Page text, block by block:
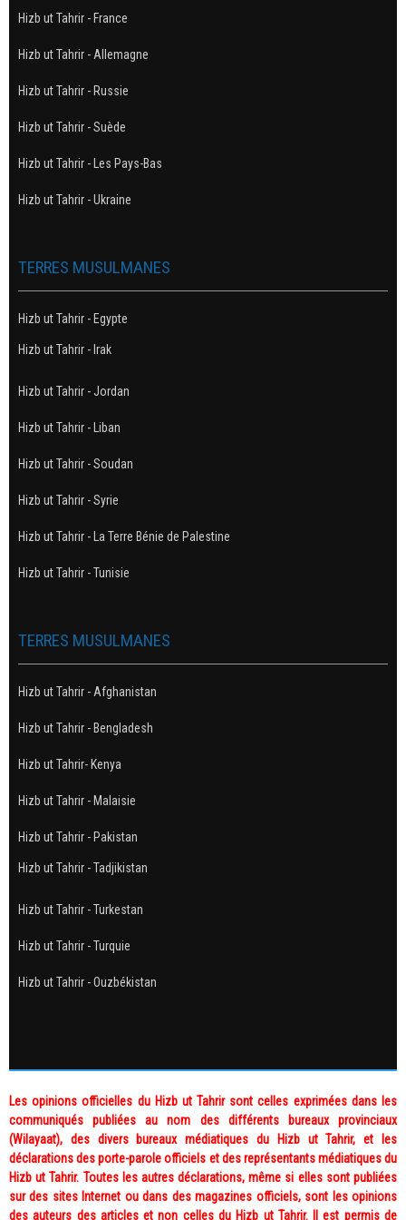
Hizb ut Tahrir - France
Hizb ut Tahrir - Allemagne
Hizb ut Tahrir - Russie
Hizb ut Tahrir - Suède
Hizb ut Tahrir - Les Pays-Bas
Hizb ut Tahrir - Ukraine
TERRES MUSULMANES
Hizb ut Tahrir - Egypte
Hizb ut Tahrir - Irak
Hizb ut Tahrir - Jordan
Hizb ut Tahrir - Liban
Hizb ut Tahrir - Soudan
Hizb ut Tahrir - Syrie
Hizb ut Tahrir - La Terre Bénie de Palestine
Hizb ut Tahrir - Tunisie
TERRES MUSULMANES
Hizb ut Tahrir - Afghanistan
Hizb ut Tahrir - Bengladesh
Hizb ut Tahrir- Kenya
Hizb ut Tahrir - Malaisie
Hizb ut Tahrir - Pakistan
Hizb ut Tahrir - Tadjikistan
Hizb ut Tahrir - Turkestan
Hizb ut Tahrir - Turquie
Hizb ut Tahrir - Ouzbékistan
Les opinions officielles du Hizb ut Tahrir sont celles exprimées dans les
communiqués publiées au nom des différents bureaux provinciaux
(Wilayaat), des divers bureaux médiatiques du Hizb ut Tahrir, et les
déclarations des porte-parole officiels et des représentants médiatiques du
Hizb ut Tahrir. Toutes les autres déclarations, même si elles sont publiées
sur des sites Internet ou dans des magazines officiels, sont les opinions
des auteurs des articles et non celles du Hizb ut Tahrir. Il est permis de